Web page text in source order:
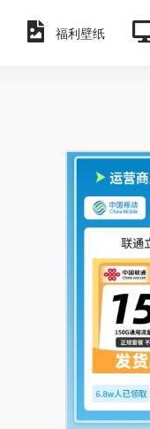
福利壁纸